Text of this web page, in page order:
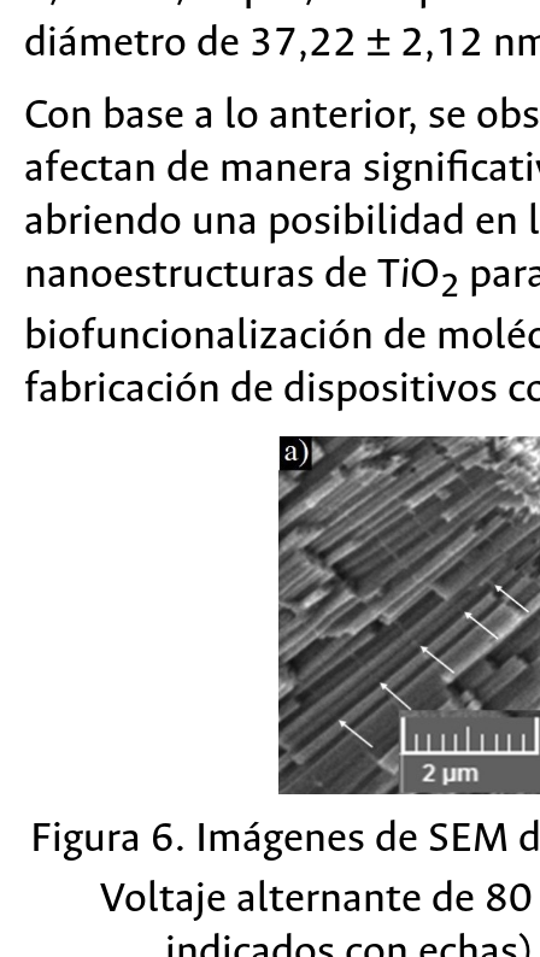
diámetro de 37,22 ± 2,12
Con base a lo anterior, se
afectan de manera
abriendo una posibilidad en
nanoestructuras de TiO2
biofuncionalización de
fabricación de dispositivos
Figura 6. Imágenes de SEM
Voltaje alternante de